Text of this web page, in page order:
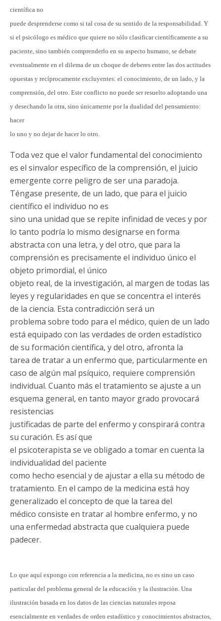
científica no
puede desprenderse como si tal cosa de su sentido de la responsabilidad. Y
si el psicólogo es médico que quiere no sólo clasificar científicamente a su
paciente, sino también comprenderlo en su aspecto humano, se debate
eventualmente en el dilema de un choque de deberes entre las dos actitudes
opuestas y recíprocamente excluyentes: el conocimiento, de un lado, y la
comprensión, del otro. Este conflicto no puede ser resuelto adoptando una
y desechando la otra, sino únicamente por la dualidad del pensamiento:
hacer
lo uno y no dejar de hacer lo otro.
Toda vez que el valor fundamental del conocimiento
es el sinvalor específico de la comprensión, el juicio
emergente corre peligro de ser una paradoja.
Téngase presente, de un lado, que para el juicio
científico el individuo no es
sino una unidad que se repite infinidad de veces y por
lo tanto podría lo mismo designarse en forma
abstracta con una letra, y del otro, que para la
comprensión es precisamente el individuo único el
objeto primordial, el único
objeto real, de la investigación, al margen de todas las
leyes y regularidades en que se concentra el interés
de la ciencia. Esta contradicción será un
problema sobre todo para el médico, quien de un lado
está equipado con las verdades de orden estadístico
de su formación científica, y del otro, afronta la
tarea de tratar a un enfermo que, particularmente en
caso de algún mal psíquico, requiere comprensión
individual. Cuanto más el tratamiento se ajuste a un
esquema general, en tanto mayor grado provocará
resistencias
justificadas de parte del enfermo y conspirará contra
su curación. Es así que
el psicoterapista se ve obligado a tomar en cuenta la
individualidad del paciente
como hecho esencial y de ajustar a ella su método de
tratamiento. En el campo de la medicina está hoy
generalizado el concepto de que la tarea del
médico consiste en tratar al hombre enfermo, y no
una enfermedad abstracta que cualquiera puede
padecer.
Lo que aquí expongo con referencia a la medicina, no es sino un caso
particular del problema general de la educación y la ilustración. Una
ilustración basada en los datos de las ciencias naturales reposa
esencialmente en verdades de orden estadístico y conocimientos abstractos,